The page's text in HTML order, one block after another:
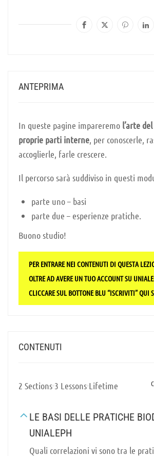
ANTEPRIMA
In queste pagine impareremo l’arte
proprie parti interne, per conoscerle,
accoglierle, farle crescere.
Il percorso sarà suddiviso in questi
parte uno – basi
parte due – esperienze pratiche.
Buono studio!
PER ENTRARE NEI CONTENUTI DI QUESTA
OLTRE AD AVERE UN TUO ACCOUNT SU
CLICCARE SUL BOTTONE BLU “ISCRIVITI” QUI
CONTENUTI
2 Sections 3 Lessons Lifetime
LE BASI DELLE PRATICHE
UNIALEPH
Quali correlazioni vi sono tra le